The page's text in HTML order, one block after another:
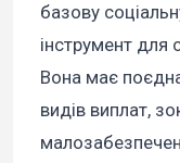
базову
інструмент для
Вона має
видів виплат,